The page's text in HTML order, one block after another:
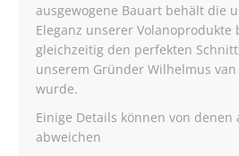
ausgewogene Bauart behält die
Eleganz unserer
gleichzeitig den perfekten
unserem Gründer Wilhelmus
wurde.
Einige Details können von denen
abweichen